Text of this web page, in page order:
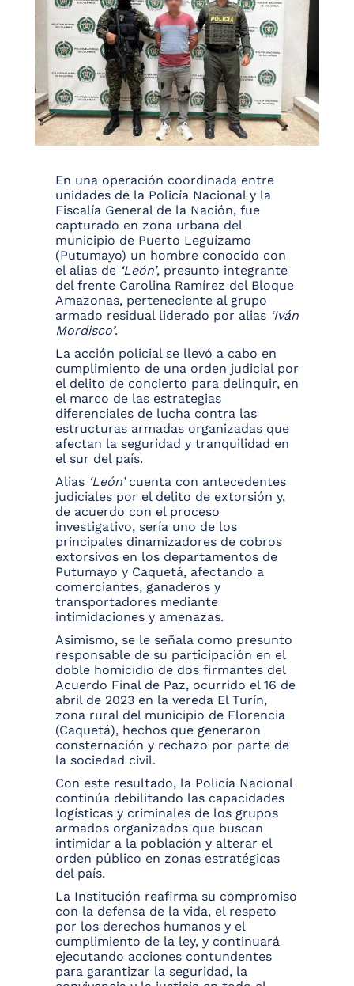
En una operación coordinada entre
unidades de la Policía Nacional y la
Fiscalía General de la Nación, fue
capturado en zona urbana del
municipio de Puerto Leguízamo
(Putumayo) un hombre conocido con
el alias de ‘León’, presunto integrante
del frente Carolina Ramírez del Bloque
Amazonas, perteneciente al grupo
armado residual liderado por alias ‘Iván
Mordisco’.
La acción policial se llevó a cabo en
cumplimiento de una orden judicial por
el delito de concierto para delinquir, en
el marco de las estrategias
diferenciales de lucha contra las
estructuras armadas organizadas que
afectan la seguridad y tranquilidad en
el sur del país.
Alias ‘León’cuenta con antecedentes
judiciales por el delito de extorsión y,
de acuerdo con el proceso
investigativo, sería uno de los
principales dinamizadores de cobros
extorsivos en los departamentos de
Putumayo y Caquetá, afectando a
comerciantes, ganaderos y
transportadores mediante
intimidaciones y amenazas.
Asimismo, se le señala como presunto
responsable de su participación en el
doble homicidio de dos firmantes del
Acuerdo Final de Paz, ocurrido el 16 de
abril de 2023 en la vereda El Turín,
zona rural del municipio de Florencia
(Caquetá), hechos que generaron
consternación y rechazo por parte de
la sociedad civil.
Con este resultado, la Policía Nacional
continúa debilitando las capacidades
logísticas y criminales de los grupos
armados organizados que buscan
intimidar a la población y alterar el
orden público en zonas estratégicas
del país.
La Institución reafirma su compromiso
con la defensa de la vida, el respeto
por los derechos humanos y el
cumplimiento de la ley, y continuará
ejecutando acciones contundentes
para garantizar la seguridad, la